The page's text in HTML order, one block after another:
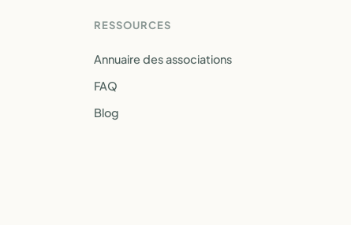
RESSOURCES
Annuaire des associations
FAQ
Blog